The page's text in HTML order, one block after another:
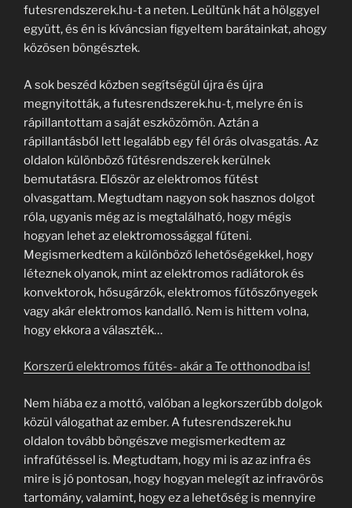
futesrendszerek.hu-t a neten. Leültünk hát a hölggyel
együtt, és én is kíváncsian figyeltem barátainkat, ahogy
közösen böngésztek.
A sok beszéd közben segítségül újra és újra
megnyitották, a futesrendszerek.hu-t, melyre én is
rápillantottam a saját eszközömön. Aztán a
rápillantásból lett legalább egy fél órás olvasgatás. Az
oldalon különböző fűtésrendszerek kerülnek
bemutatásra. Először az elektromos fűtést
olvasgattam. Megtudtam nagyon sok hasznos dolgot
róla, ugyanis még az is megtalálható, hogy mégis
hogyan lehet az elektromossággal fűteni.
Megismerkedtem a különböző lehetőségekkel, hogy
léteznek olyanok, mint az elektromos radiátorok és
konvektorok, hősugárzók, elektromos fűtőszőnyegek
vagy akár elektromos kandalló. Nem is hittem volna,
hogy ekkora a választék…
Korszerű elektromos fűtés- akár a Te otthonodba is!
Nem hiába ez a mottó, valóban a legkorszerűbb dolgok
közül válogathat az ember. A futesrendszerek.hu
oldalon tovább böngészve megismerkedtem az
infrafűtéssel is. Megtudtam, hogy mi is az az infra és
mire is jó pontosan, hogy hogyan melegít az infravörös
tartomány, valamint, hogy ez a lehetőség is mennyire